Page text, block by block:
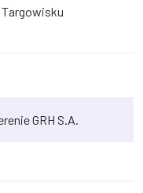
GRH S.A.